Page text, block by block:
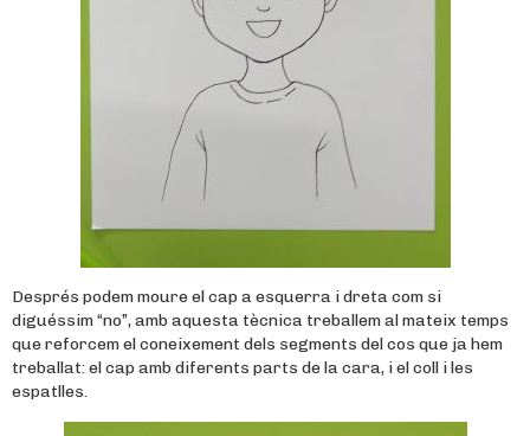
Després podem moure el cap a esquerra i dreta com si
diguéssim “no”, amb aquesta tècnica treballem al mateix temps
que reforcem el coneixement dels segments del cos que ja hem
treballat: el cap amb diferents parts de la cara, i el coll i les
espatlles.